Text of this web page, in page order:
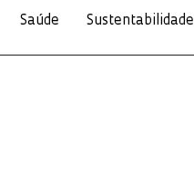
Saúde Sustentabilidade